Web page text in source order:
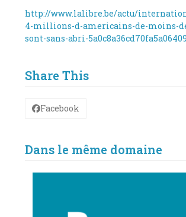
http://www.lalibre.be/actu/
4-millions-d-americains-de-moins-
sont-sans-abri-
Share This
Facebook
Dans le même domaine